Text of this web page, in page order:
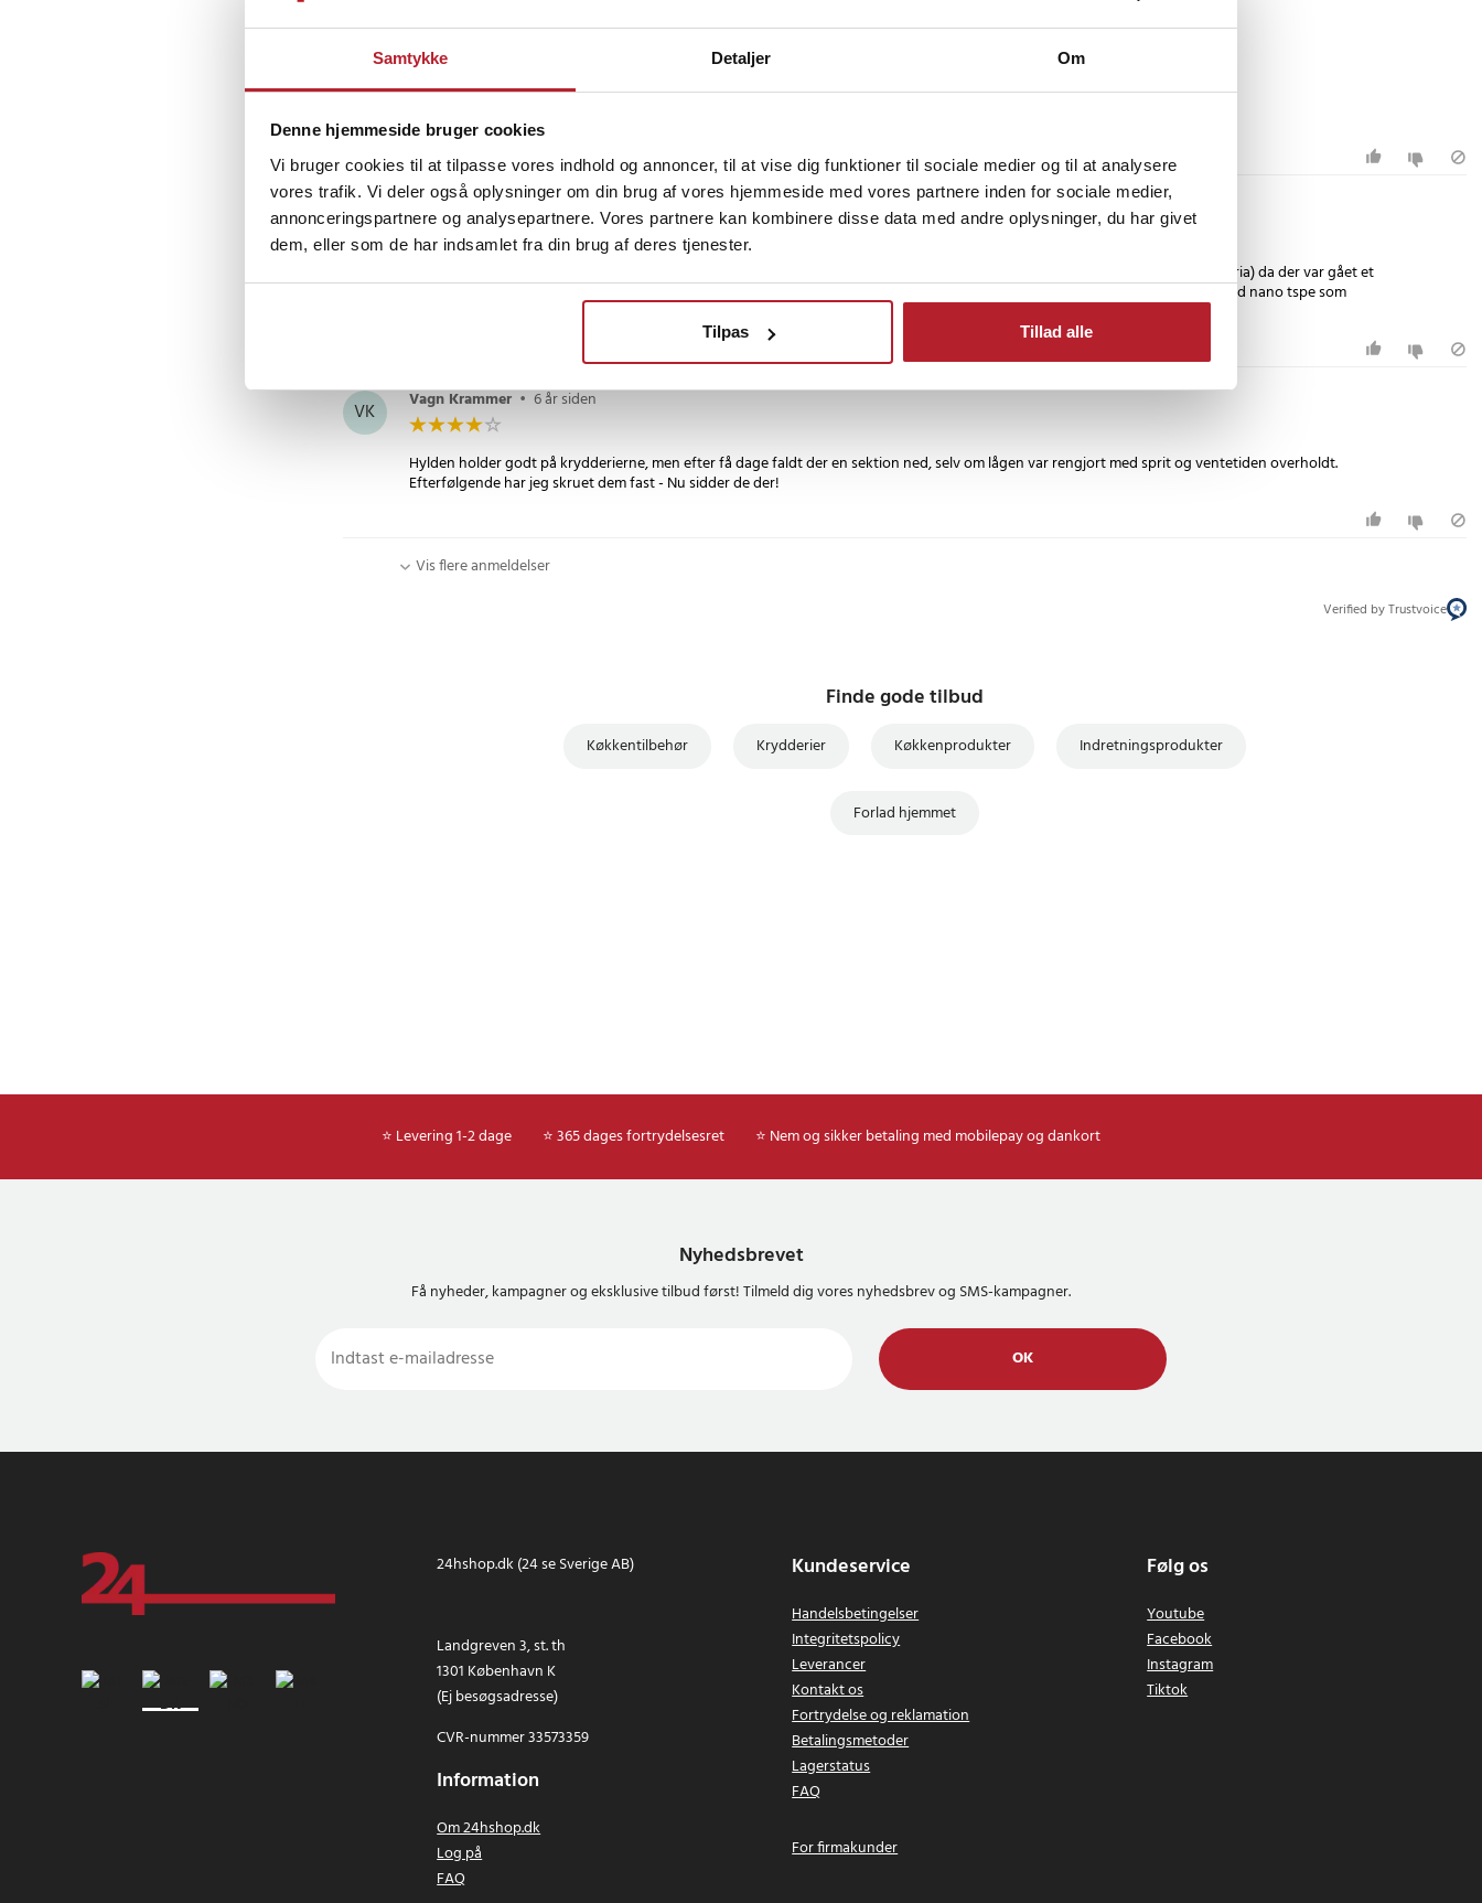
Samtykke Detaljer Om
Denne hjemmeside bruger cookies
Vi bruger cookies til at tilpasse vores indhold og annoncer, til at vise dig funktioner til sociale medier og til at analysere
vores trafik. Vi deler også oplysninger om din brug af vores hjemmeside med vores partnere inden for sociale medier,
annonceringspartnere og analysepartnere. Vores partnere kan kombinere disse data med andre oplysninger, du har givet
dem, eller som de har indsamlet fra din brug af deres tjenester.
Tilpas Tillad alle
Men tape til at holde dem dur ikke
Giv folk nogle små skruer med
Jeg boret nogle små huller og undersænket dem og vupti holder bare og ser godt ud skruer er bag ved krydderibøtten
Venligst
Lars Petersen
J Jannie 6 år siden
Jeg rensede fladen efter forskrifterne. Da krydderiopsatsene havde siddet i 48 timer satte jeg krydderiglassene fast ( Santa Maria) da der var gået et
føgn mere faldt de ned en efter en. 3m dobb. Klæb sad fast på overfladen men løsnede sig på krydderiophæng. Er nu sat op med nano tspe som
VK Vagn Krammer • 6 år siden
Hylden holder godt på krydderierne, men efter få dage faldt der en sektion ned, selv om lågen var rengjort med sprit og ventetiden overholdt.
Efterfølgende har jeg skruet dem fast - Nu sidder de der!
Vis flere anmeldelser
Verified by Trustvoice
Finde gode tilbud
Køkkentilbehør Krydderier Køkkenprodukter Indretningsprodukter
Forlad hjemmet
⭐ Levering 1-2 dage ⭐ 365 dages fortrydelsesret ⭐ Nem og sikker betaling med mobilepay og dankort
Nyhedsbrevet
Få nyheder, kampagner og eksklusive tilbud først! Tilmeld dig vores nyhedsbrev og SMS-kampagner.
OK
24hshop.dk (24 se Sverige AB)
Landgreven 3, st. th
1301 København K
(Ej besøgsadresse)
CVR-nummer 33573359
Information
Om 24hshop.dk
Log på
FAQ
Kundeservice
Handelsbetingelser
Integritetspolicy
Leverancer
Kontakt os
Fortrydelse og reklamation
Betalingsmetoder
Lagerstatus
FAQ
For firmakunder
Følg os
Youtube
Facebook
Instagram
Tiktok